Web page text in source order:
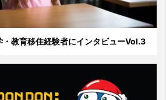
・教育移住経験者にインタビューVol.3